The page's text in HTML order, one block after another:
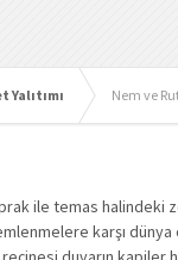
Yalıtımı Nem ve
ile temas halindeki
karşı dünya